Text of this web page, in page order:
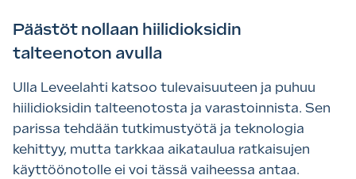
Päästöt nollaan hiilidioksidin
talteenoton avulla
Ulla Leveelahti katsoo tulevaisuuteen ja puhuu
hiilidioksidin talteenotosta ja varastoinnista. Sen
parissa tehdään tutkimustyötä ja teknologia
kehittyy, mutta tarkkaa aikataulua ratkaisujen
käyttöönotolle ei voi tässä vaiheessa antaa.